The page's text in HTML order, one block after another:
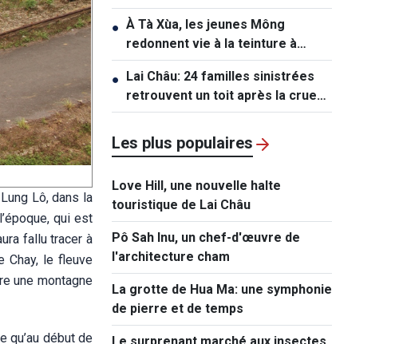
Lô, dans la
qui est
fallu tracer à
Chay, le fleuve
une montagne
qu’au début de
● À Tà Xùa, les jeunes Mông
redonnent vie à la teinture à
l’indigo
● Lai Châu: 24 familles sinistrées
retrouvent un toit après la crue
de Muong Than
Les plus populaires
Love Hill, une nouvelle halte
touristique de Lai Châu
Pô Sah Inu, un chef-d'œuvre de
l'architecture cham
La grotte de Hua Ma: une symphonie
de pierre et de temps